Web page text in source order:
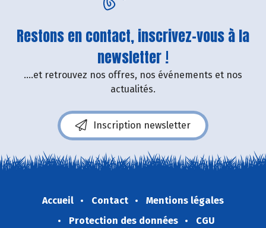
Restons en contact, inscrivez-vous à la
newsletter !
....et retrouvez nos offres, nos événements et nos
actualités.
Inscription newsletter
Accueil Contact
Mentions légales
Protection des données
CGU